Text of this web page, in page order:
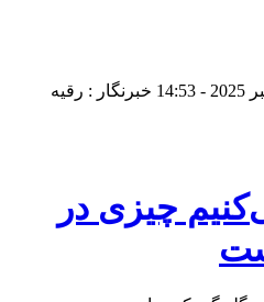
خبرنگار : رقیه
چیزی در